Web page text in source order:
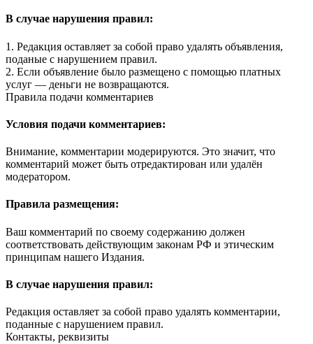
В случае нарушения правил:
1. Редакция оставляет за собой право удалять объявления,
поданые с нарушением правил.
2. Если объявление было размещено с помощью платных
услуг — деньги не возвращаются.
Правила подачи комментариев
Условия подачи комментариев:
Внимание, комментарии модерируются. Это значит, что
комментарий может быть отредактирован или удалён
модератором.
Правила размещения:
Ваш комментарий по своему содержанию должен
соответствовать действующим законам РФ и этическим
принципам нашего Издания.
В случае нарушения правил:
Редакция оставляет за собой право удалять комментарии,
поданные с нарушением правил.
Контакты, реквизиты